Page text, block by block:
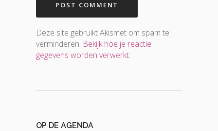
Deze site gebruikt Akismet om spam te
verminderen. Bekijk hoe je reactie
gegevens worden verwerkt.
OP DE AGENDA